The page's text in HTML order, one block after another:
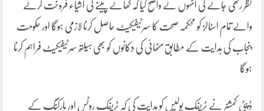
نظر رکھی جائے گی انہوں نے واضح کیا کہ کھانے پینے کی اشیاء فروخت کرنے
والے تمام اسٹالز کو محکمہ صحت کا سرٹیفیکیٹ حاصل کرنا لازمی ہوگا اور حکومت
پنجاب کی ہدایت کے مطابق مٹھائی کی دکانوں کو بھی ہیلتھ سرٹیفیکیٹ فراہم کرنا
ہوگا
ڈپٹی کمشنر نے ٹریفک پولیس کو ہدایت کی کہ ٹریفک روٹس اور پارکنگ کے